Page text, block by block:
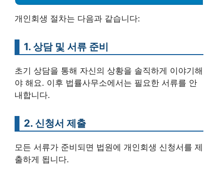
개인회생 절차는 다음과 같습니다:
1. 상담 및 서류 준비
초기 상담을 통해 자신의 상황을 솔직하게 이야기해
야 해요. 이후 법률사무소에서는 필요한 서류를 안
내합니다.
2. 신청서 제출
모든 서류가 준비되면 법원에 개인회생 신청서를 제
출하게 됩니다.